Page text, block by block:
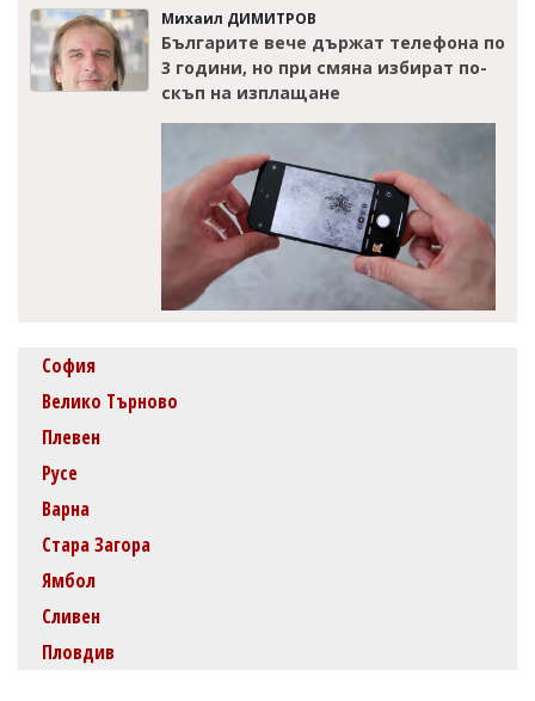
Михаил ДИМИТРОВ
Българите вече държат телефона по
3 години, но при смяна избират по-
скъп на изплащане
София
Велико Търново
Плевен
Русе
Варна
Стара Загора
Ямбол
Сливен
Пловдив